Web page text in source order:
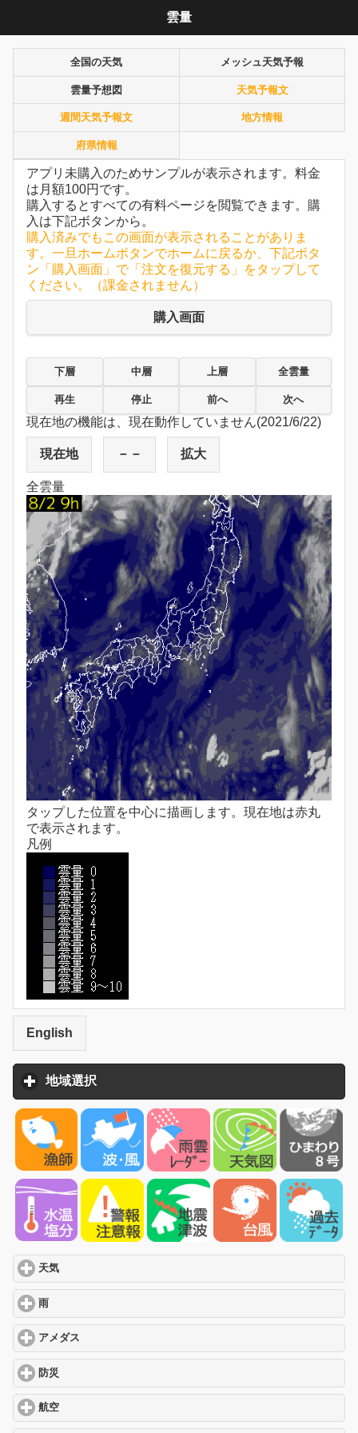
雲量
全国の天気 メッシュ天気予報
雲量予想図 天気予報文
週間天気予報文 地方情報
府県情報
アプリ未購入のためサンプルが表示されます。料金
は月額100円です。
購入するとすべての有料ページを閲覧できます。購
入は下記ボタンから。
購入済みでもこの画面が表示されることがありま
す。一旦ホームボタンでホームに戻るか、下記ボタ
ン「購入画面」で「注文を復元する」をタップして
ください。（課金されません）
購入画面
下層 中層 上層 全雲量
再生 停止 前へ 次へ
現在地の機能は、現在動作していません(2021/6/22)
現在地 －－ 拡大
全雲量
タップした位置を中心に描画します。現在地は赤丸
で表示されます。
凡例
English
地域選択
天気
雨
アメダス
防災
航空